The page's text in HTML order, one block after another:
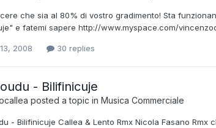
che sia al 80% di vostro gradimento! Sta
e fatemi sapere http://www.myspace.com/
2008 30 replies
- Bilifinicuje
posted a topic in Musica Commerciale
- Bilifinicuje Callea & Lento Rmx Nicola Fasano